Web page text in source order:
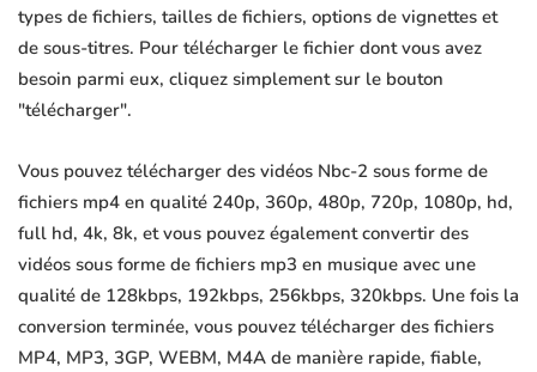
types de fichiers, tailles de fichiers, options de vignettes et
de sous-titres. Pour télécharger le fichier dont vous avez
besoin parmi eux, cliquez simplement sur le bouton
"télécharger".
Vous pouvez télécharger des vidéos Nbc-2 sous forme de
fichiers mp4 en qualité 240p, 360p, 480p, 720p, 1080p, hd,
full hd, 4k, 8k, et vous pouvez également convertir des
vidéos sous forme de fichiers mp3 en musique avec une
qualité de 128kbps, 192kbps, 256kbps, 320kbps. Une fois la
conversion terminée, vous pouvez télécharger des fichiers
MP4, MP3, 3GP, WEBM, M4A de manière rapide, fiable,